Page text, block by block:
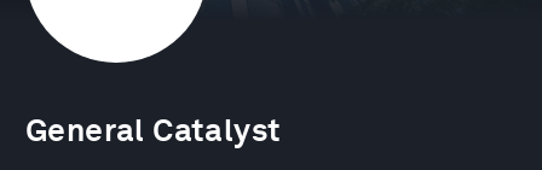
General Catalyst